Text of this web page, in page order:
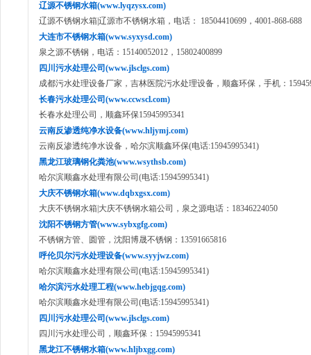
辽源不锈钢水箱(www.lyqzysx.com)
辽源不锈钢水箱|辽源市不锈钢水箱，电话： 18504410699，4001-868-688
大连市不锈钢水箱(www.syxysd.com)
泉之源不锈钢，电话：15140052012，15802400899
四川污水处理公司(www.jlsclgs.com)
成都污水处理设备厂家，吉林医院污水处理设备，顺鑫环保，手机：
长春污水处理公司(www.ccwscl.com)
长春水处理公司，顺鑫环保15945995341
云南反渗透纯净水设备(www.hljymj.com)
云南反渗透纯净水设备，哈尔滨顺鑫环保(电话:15945995341)
黑龙江玻璃钢化粪池(www.wsythsb.com)
哈尔滨顺鑫水处理有限公司(电话:15945995341)
大庆不锈钢水箱(www.dqbxgsx.com)
大庆不锈钢水箱|大庆不锈钢水箱公司，泉之源电话：18346224050
沈阳不锈钢方管(www.sybxgfg.com)
不锈钢方管、圆管，沈阳博晟不锈钢：13591665816
呼伦贝尔污水处理设备(www.syyjwz.com)
哈尔滨顺鑫水处理有限公司(电话:15945995341)
哈尔滨污水处理工程(www.hebjgqg.com)
哈尔滨顺鑫水处理有限公司(电话:15945995341)
四川污水处理公司(www.jlsclgs.com)
四川污水处理公司，顺鑫环保：15945995341
黑龙江不锈钢水箱(www.hljbxgg.com)